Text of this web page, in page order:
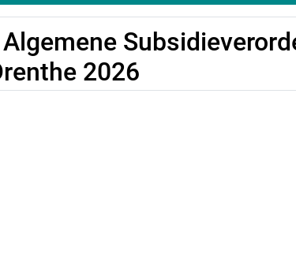
2026